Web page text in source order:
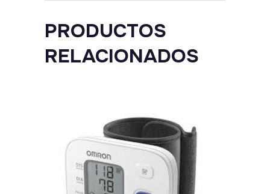
PRODUCTOS
RELACIONADOS